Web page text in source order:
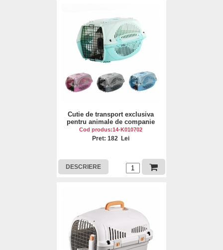
Cutie de transport exclusiva
pentru animale de companie
Cod produs:14-K010702
Pret: 182 Lei
DESCRIERE